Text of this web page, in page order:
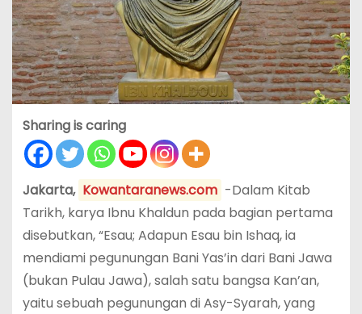
Sharing is caring
Jakarta, Kowantaranews.com -Dalam Kitab
Tarikh, karya Ibnu Khaldun pada bagian pertama
disebutkan, “Esau; Adapun Esau bin Ishaq, ia
mendiami pegunungan Bani Yas’in dari Bani Jawa
(bukan Pulau Jawa), salah satu bangsa Kan’an,
yaitu sebuah pegunungan di Asy-Syarah, yang